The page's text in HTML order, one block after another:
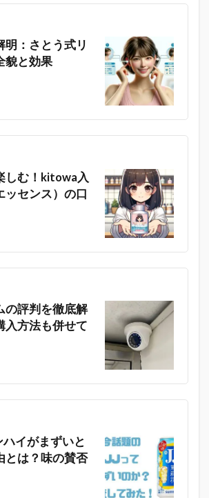
明：さとう式リ
貌と効果
しむ！kitowa入
ッセンス）の口
の評判を徹底解
入方法も併せて
ハイがまずいと
とは？味の賛否